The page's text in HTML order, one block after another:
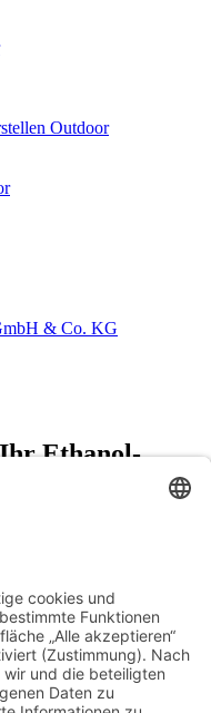
Outdoor
& Co. KG
Ethanol-